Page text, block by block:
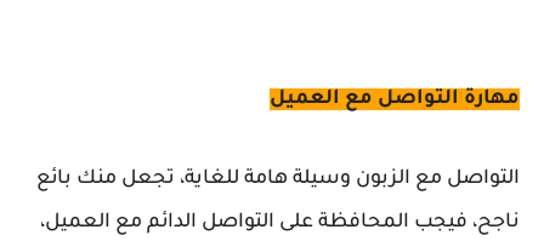
مهارة التواصل مع العميل
التواصل مع الزبون وسيلة هامة للغاية، تجعل منك بائع
ناجح، فيجب المحافظة على التواصل الدائم مع العميل،